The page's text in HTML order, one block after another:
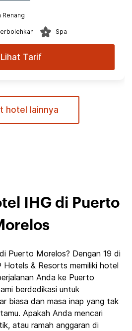
Renang
Spa
Lihat Tarif
hotel lainnya
IHG di Puerto
Puerto Morelos? Dengan 19 di
& Resorts memiliki hotel
Anda ke Puerto
berdedikasi untuk
biasa dan masa inap yang tak
Apakah Anda mencari
atau ramah anggaran di